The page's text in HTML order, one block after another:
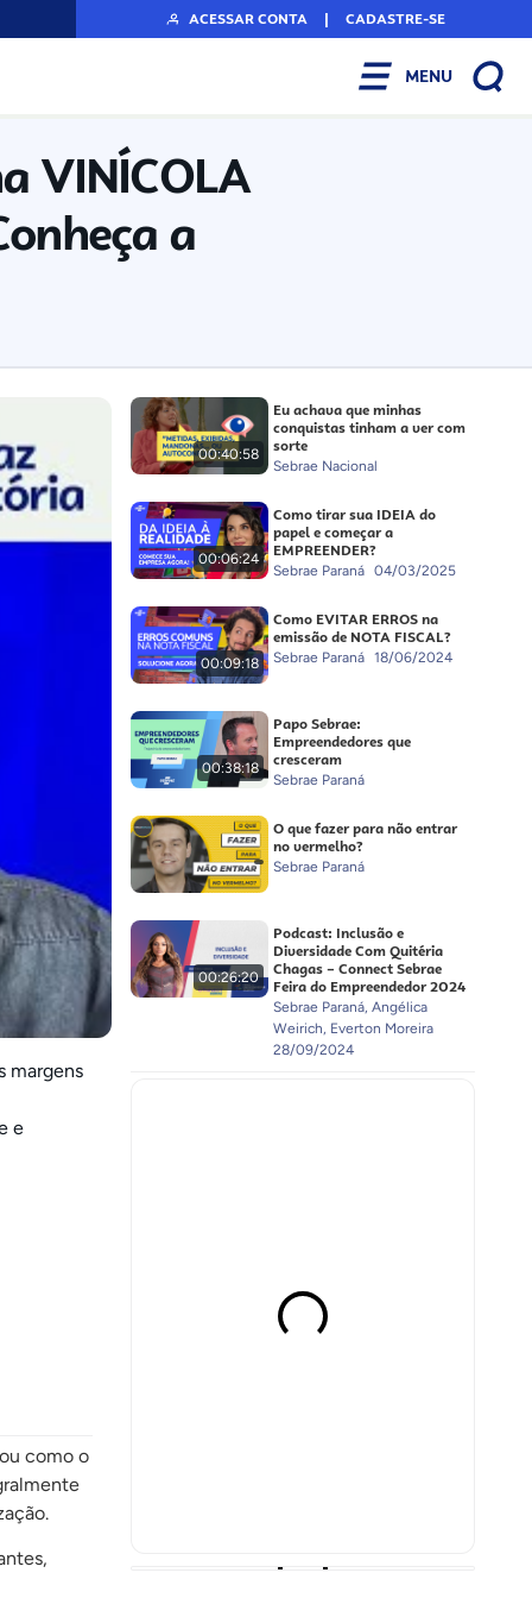
ACESSAR CONTA | CADASTRE-SE
MENU
VINÍCOLA
a
margens
e
como o
00:40:58
Eu achava que minhas
conquistas tinham a ver com
sorte
Sebrae Nacional
00:06:24
Como tirar sua IDEIA do
papel e começar a
EMPREENDER?
Sebrae Paraná 04/03/2025
00:09:18
Como EVITAR ERROS na
emissão de NOTA FISCAL?
Sebrae Paraná 18/06/2024
00:38:18
Papo Sebrae:
Empreendedores que
cresceram
Sebrae Paraná
O que fazer para não entrar
no vermelho?
Sebrae Paraná
00:26:20
Podcast: Inclusão e
Diversidade Com Quitéria
Chagas – Connect Sebrae
Feira do Empreendedor 2024
Sebrae Paraná, Angélica
Weirich, Everton Moreira
28/09/2024